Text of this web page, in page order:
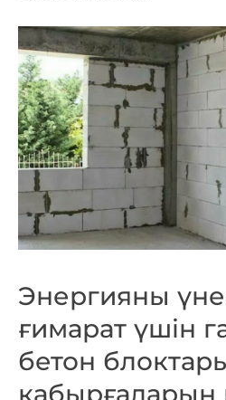
Энергияны
ғимарат үшін
бетон
қабырғаларын